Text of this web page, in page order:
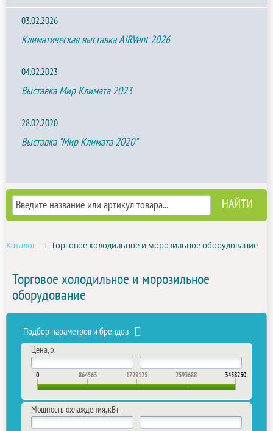
03.02.2026
Климатическая выставка AIRVent 2026
04.02.2023
Выставка Мир Климата 2023
28.02.2020
Выставка "Мир Климата 2020"
Каталог Торговое холодильное и морозильное оборудование
Торговое холодильное и морозильное
оборудование
Подбор параметров и брендов
Цена, р.
0 864563 1729125 2593688 3458250
Мощность охлаждения, кВт